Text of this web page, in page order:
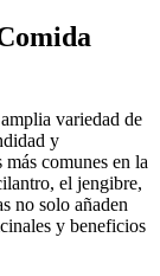
variedad de
y
comunes en la
el jengibre,
no solo añaden
y beneficios